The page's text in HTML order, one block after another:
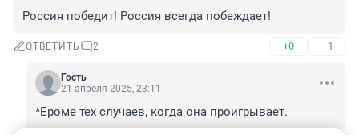
Россия победит! Россия всегда побеждает!
ОТВЕТИТЬ 2 +0 –1
Гость
21 апреля 2025, 23:11
*Ероме тех случаев, когда она проигрывает.